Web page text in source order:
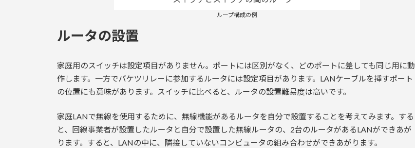
ループ構成の例
ルータの設置
家庭用のスイッチは設定項目がありません。ポートには区別がなく、どのポートに差しても同じ用に動
作します。一方でバケツリレーに参加するルータには設定項目があります。LANケーブルを挿すポート
の位置にも意味があります。スイッチに比べると、ルータの設置難易度は高いです。
家庭LANで無線を使用するために、無線機能があるルータを自分で設置することを考えてみます。する
と、回線事業者が設置したルータと自分で設置した無線ルータの、2台のルータがあるLANができあが
ります。すると、LANの中に、隣接していないコンピュータの組み合わせができあがります。